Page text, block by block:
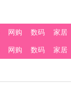
网购 数码 家居
网购 数码 家居